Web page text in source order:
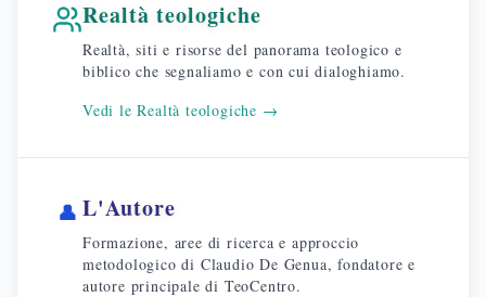
Realtà teologiche
Realtà, siti e risorse del panorama teologico e
biblico che segnaliamo e con cui dialoghiamo.
Vedi le Realtà teologiche →
👤 L'Autore
Formazione, aree di ricerca e approccio
metodologico di Claudio De Genua, fondatore e
autore principale di TeoCentro.